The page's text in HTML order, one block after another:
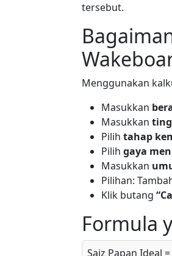
tersebut.
Menggunakan
Masukkan
Masukkan
Pilih tahap
Pilih gaya
Masukkan
Pilihan:
Klik butang
Formula
Saiz Papan Ideal